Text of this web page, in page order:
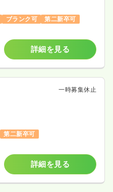
ブランク可
第二新卒可
詳細を見る
一時募集休止
第二新卒可
詳細を見る